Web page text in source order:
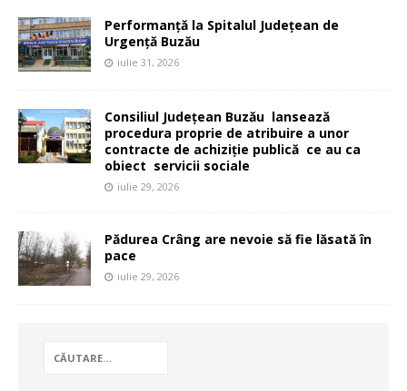
Performanță la Spitalul Județean de
Urgență Buzău
iulie 31, 2026
Consiliul Județean Buzău lansează
procedura proprie de atribuire a unor
contracte de achiziție publică ce au ca
obiect servicii sociale
iulie 29, 2026
Pădurea Crâng are nevoie să fie lăsată în
pace
iulie 29, 2026